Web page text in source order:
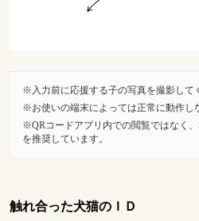
入力前に応援する子の写真を撮影して
お使いの端末によっては正常に動作し
QRコードアプリ内での閲覧ではなく、
を推奨しています。
触れ合った犬猫のＩＤ